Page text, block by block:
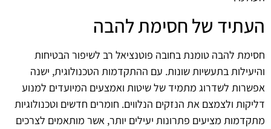
העתיד של חסימת להבה
חסימת להבה טומנת בחובה פוטנציאל רב לשיפור הבטיחות
והיעילות בתעשיות שונות. עם ההתקדמות הטכנולוגית, ישנה
אפשרות לשדרוג מתמיד של שיטות ואמצעים המיועדים למנוע
דליקות ולצמצם את הנזקים הנלווים. חומרים חדשים וטכנולוגיות
מתקדמות מציעים פתרונות יעילים יותר, אשר מותאמים לצרכים